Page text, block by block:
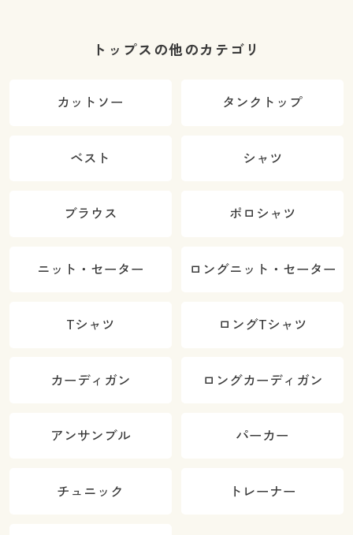
トップスの他のカテゴリ
カットソー タンクトップ
ベスト シャツ
ブラウス ポロシャツ
ニット・セーター ロングニット・セーター
Tシャツ ロングTシャツ
カーディガン ロングカーディガン
アンサンブル パーカー
チュニック トレーナー